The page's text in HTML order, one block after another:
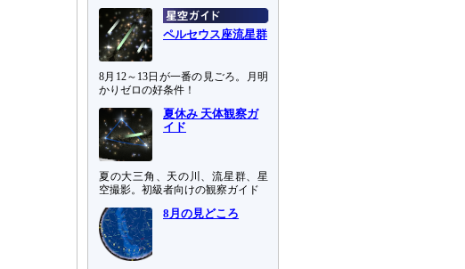
ペルセウス座流星群
8月12～13日が一番の見ごろ。月明
かりゼロの好条件！
夏休み 天体観察ガ
イド
夏の大三角、天の川、流星群、星
空撮影。初級者向けの観察ガイド
8月の見どころ